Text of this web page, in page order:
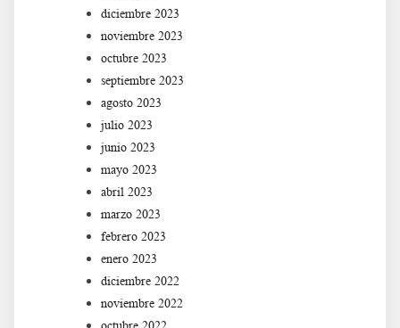
diciembre 2023
noviembre 2023
octubre 2023
septiembre 2023
agosto 2023
julio 2023
junio 2023
mayo 2023
abril 2023
marzo 2023
febrero 2023
enero 2023
diciembre 2022
noviembre 2022